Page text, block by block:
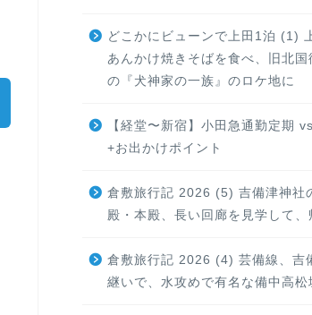
どこかにビューンで上田1泊 (1)
あんかけ焼きそばを食べ、旧北国
の『犬神家の一族』のロケ地に
【経堂〜新宿】小田急通勤定期
+お出かけポイント
倉敷旅行記 2026 (5) 吉備津神社
殿・本殿、長い回廊を見学して、
倉敷旅行記 2026 (4) 芸備線、吉
継いで、水攻めで有名な備中高松